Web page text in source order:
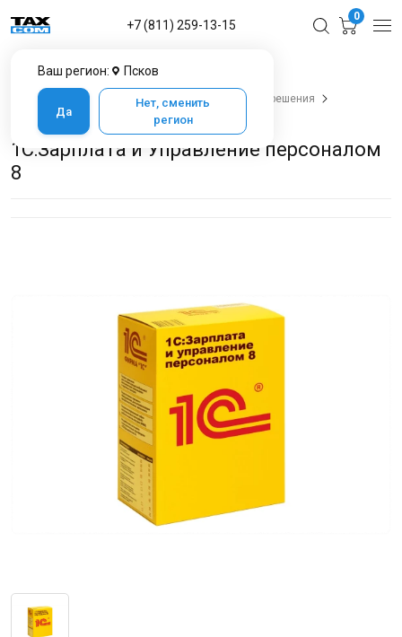
Ваш регион: Псков
Да
Нет, сменить
регион
+7 (811) 259-13-15
0
1С для бизнеса - программы, лицензии и готовые решения
1С:Зарплата и Управление персоналом 8
1С:Зарплата и Управление персоналом
8